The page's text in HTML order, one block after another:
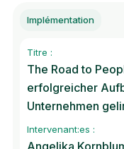
Implémentation
Titre :
The Road to
erfolgreicher
Unternehmen
Intervenant:es :